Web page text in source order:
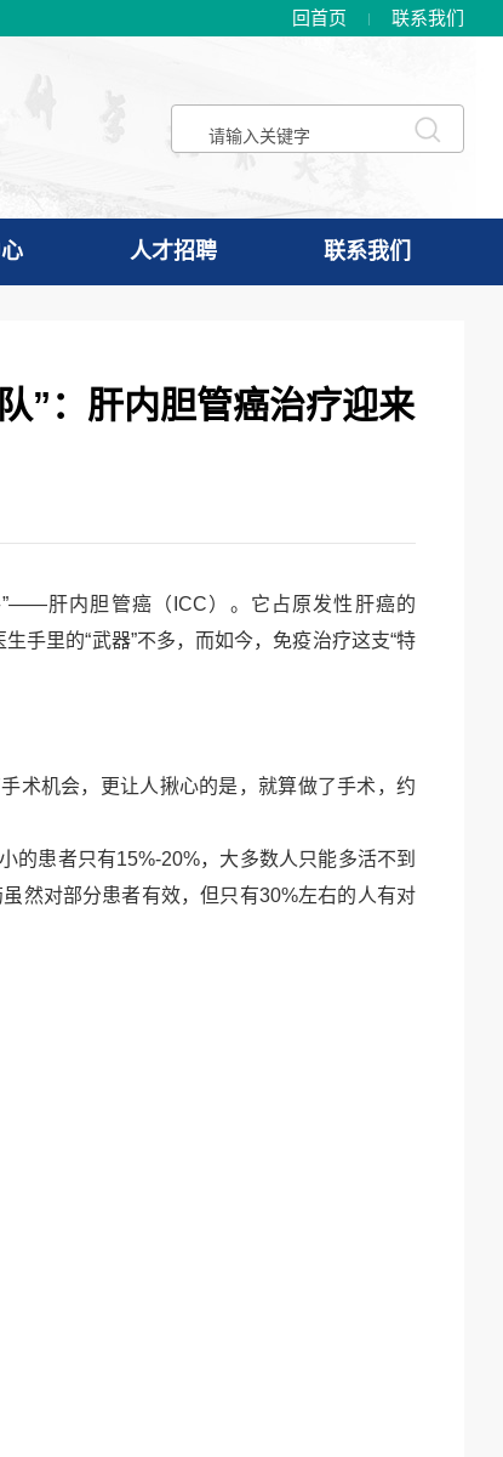
回首页 联系我们
人才招聘 联系我们
”：肝内胆管癌治疗迎来
”——肝内胆管癌（ ICC）。它占原发性肝癌的
生手里的“武器”不多，而如今，免疫治疗这支“特
术机会，更让人揪心的是，就算做了手术，约
的患者只有15%-20%，大多数人只能多活不到
然对部分患者有效，但只有30%左右的人有对